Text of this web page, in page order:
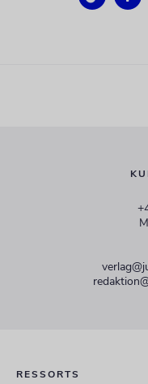
RESSORTS